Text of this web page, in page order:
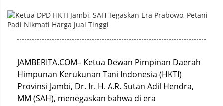
JAMBERITA.COM– Ketua Dewan Pimpinan Daerah
Himpunan Kerukunan Tani Indonesia (HKTI)
Provinsi Jambi, Dr. Ir. H. A.R. Sutan Adil Hendra,
MM (SAH), menegaskan bahwa di era